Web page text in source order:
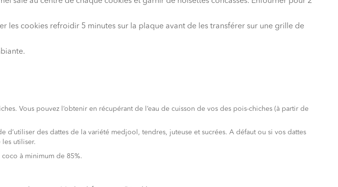
les cookies refroidir 5 minutes sur la plaque avant de les transférer sur une grille de
Vous pouvez l’obtenir en récupérant de l’eau de cuisson de vos des pois-chiches (à partir de
des dattes de la variété medjool, tendres, juteuse et sucrées. A défaut ou si vos dattes
les utiliser.
à minimum de 85%.